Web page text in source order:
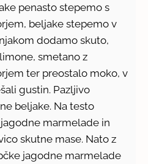
penasto stepemo s
beljake stepemo v
dodamo skuto,
smetano z
ter preostalo moko, v
gustin. Pazljivo
beljake. Na testo
marmelade in
skutne mase. Nato z
jagodne marmelade